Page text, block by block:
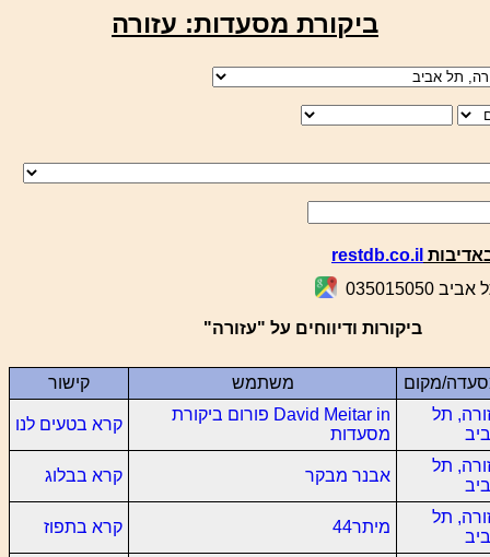
ביקורת מסעדות: עזורה
restdb.co.il
ביקורות ודיווחים על "עזורה"
מקום משתמש
קישור
תל
David Meitar in פורום ביקורת
מסעדות
קרא בטעים לנו
תל
אבנר מבקר קרא בבלוג
תל
מיתר44 קרא בתפוז